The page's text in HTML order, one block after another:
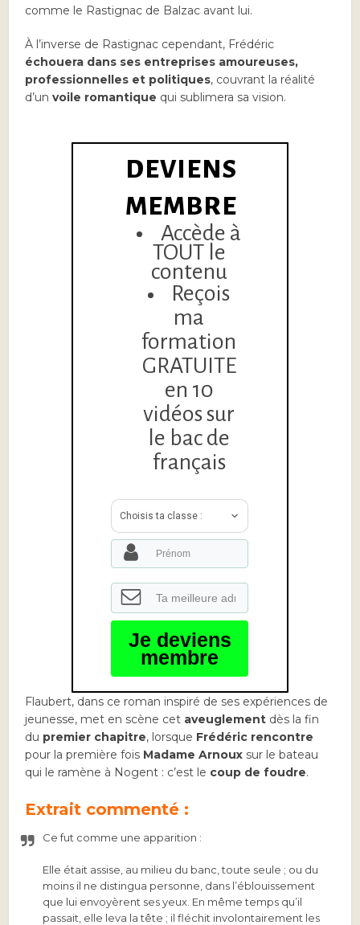
comme le Rastignac de Balzac avant lui.
À l’inverse de Rastignac cependant, Frédéric
échouera dans ses entreprises amoureuses,
professionnelles et politiques, couvrant la réalité
d’unvoile romantique qui sublimera sa vision.
DEVIENS
MEMBRE
Accède à
TOUT le
contenu
Reçois
ma
formation
GRATUITE
en 10
vidéos sur
le bac de
français
Choisis ta classe :
Je deviens
membre
Flaubert, dans ce roman inspiré de ses expériences de
jeunesse, met en scène cet aveuglement dès la fin
du premier chapitre, lorsque Frédéric rencontre
pour la première fois Madame Arnoux sur le bateau
qui le ramène à Nogent : c’est le coup de foudre.
Extrait commenté :
Ce fut comme une apparition :
Elle était assise, au milieu du banc, toute seule ; ou du
moins il ne distingua personne, dans l’éblouissement
que lui envoyèrent ses yeux. En même temps qu’il
passait, elle leva la tête ; il fléchit involontairement les